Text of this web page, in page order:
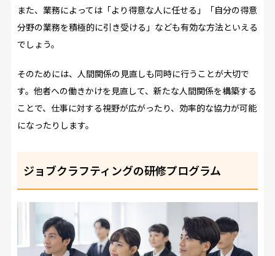
また、業務によっては「より得意な人に任せる」「自分の得意
分野の業務を積極的に引き受ける」なども有効な方法といえる
でしょう。
そのためには、人間関係の見直しも同時に行うことが大切で
す。他者への働きかけを見直して、新たな人間関係を構築する
ことで、仕事に対する視野が広がったり、効率的な協力が可能
になったりします。
ジョブクラフティングの研修プログラム